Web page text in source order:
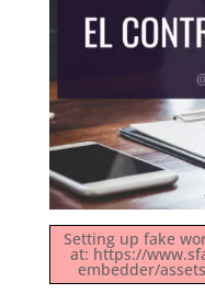
Setting up fake
at: https://
embedder/